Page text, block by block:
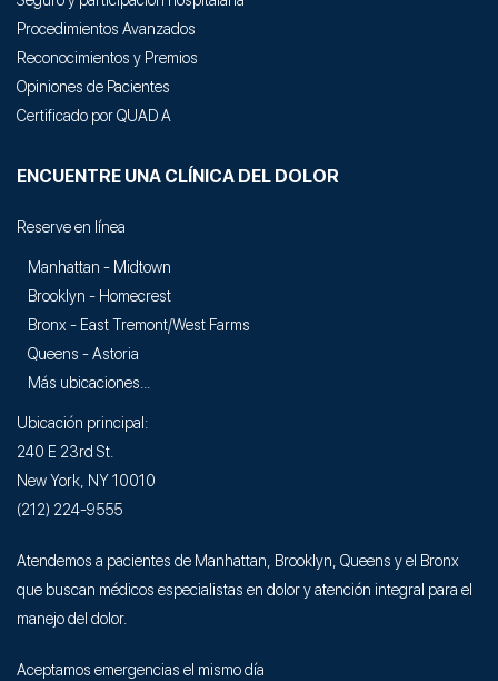
Procedimientos Avanzados
Reconocimientos y Premios
Opiniones de Pacientes
Certificado por QUAD A
ENCUENTRE UNA CLÍNICA DEL DOLOR
Reserve en línea
Manhattan - Midtown
Brooklyn - Homecrest
Bronx - East Tremont/West Farms
Queens - Astoria
Más ubicaciones...
Ubicación principal:
240 E 23rd St.
New York, NY 10010
(212) 224-9555
Atendemos a pacientes de Manhattan, Brooklyn, Queens y el Bronx
que buscan médicos especialistas en dolor y atención integral para el
manejo del dolor.
Aceptamos emergencias el mismo día